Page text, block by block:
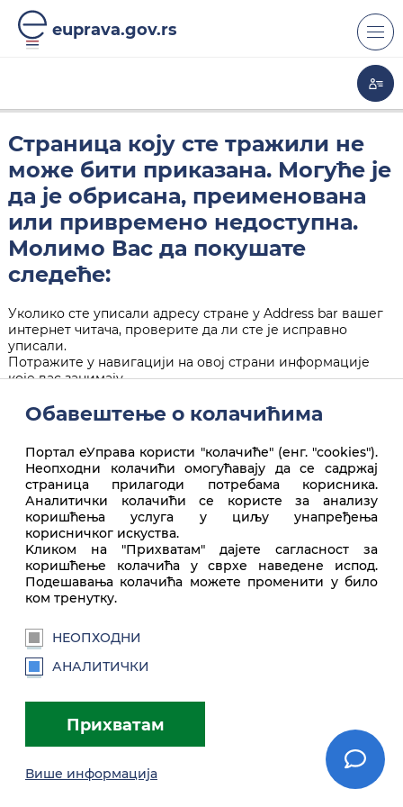
euprava.gov.rs
Страница коју сте тражили не
може бити приказана. Могуће је
да је обрисана, преименована
или привремено недоступна.
Молимо Вас да покушате
следеће:
Уколико сте уписали адресу стране у Address bar вашег
интернет читача, проверите да ли сте је исправно
уписали.
Потражите у навигацији на овој страни информације
које вас занимају.
Врх стране
euprava.gov.rs
Услови коришћења
Обавештење о колачићима
Портал еУправа користи "колачиће" (енг. "cookies").
Неопходни колачићи омогућавају да се садржај
страница прилагоди потребама корисника.
Аналитички колачићи се користе за анализу
коришћења услуга у циљу унапређења
корисничког искуства.
Kликом на "Прихватам" дајете сагласност за
коришћење колачића у сврхе наведене испод.
Подешавања колачића можете променити у било
ком тренутку.
НЕОПХОДНИ
АНАЛИТИЧКИ
Прихватам
Више информација